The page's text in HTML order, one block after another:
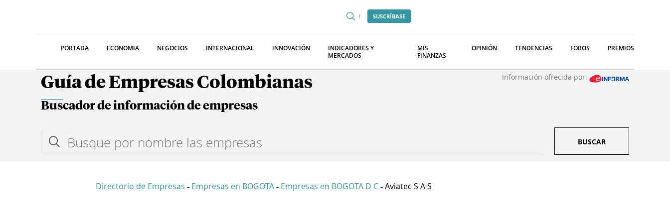
SUSCRÍBASE
PORTADA ECONOMIA NEGOCIOS INTERNACIONAL INNOVACIÓN
INDICADORES Y
MERCADOS
MIS
FINANZAS
OPINIÓN TENDENCIAS FOROS PREMIOS
Guía de Empresas Colombianas Información ofrecida por:
Buscador de información de empresas
BUSCAR
Directorio de Empresas - Empresas en BOGOTA - Empresas en BOGOTA D C - Aviatec S A S